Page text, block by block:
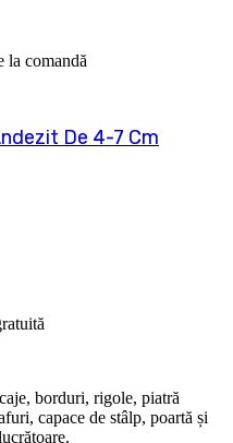
la comandă
De 4-7 Cm
borduri, rigole, piatră
capace de stâlp, poartă și